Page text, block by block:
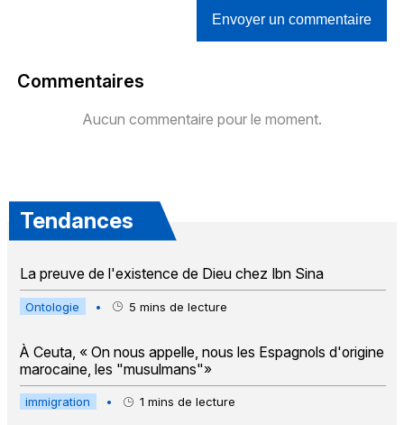
Envoyer un commentaire
Commentaires
Aucun commentaire pour le moment.
Tendances
La preuve de l'existence de Dieu chez Ibn Sina
Ontologie • 5 mins de lecture
À Ceuta, « On nous appelle, nous les Espagnols d'origine
marocaine, les "musulmans"»
immigration • 1 mins de lecture